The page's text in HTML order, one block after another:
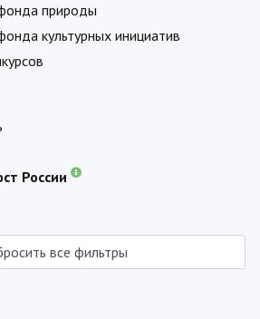
природы
культурных инициатив
России
все фильтры